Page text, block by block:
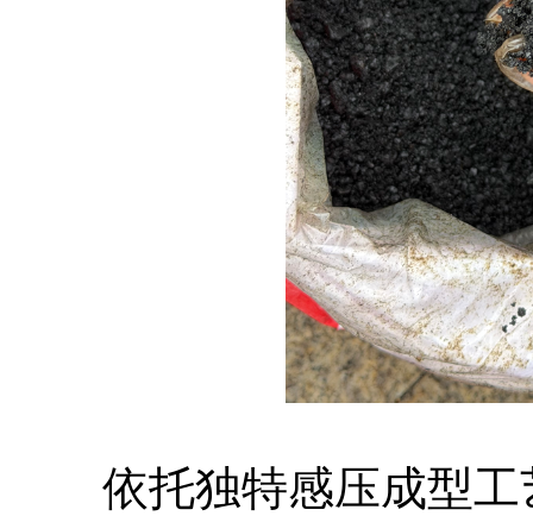
依托独特感压成型工